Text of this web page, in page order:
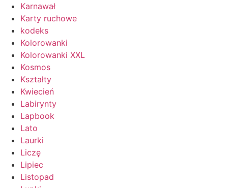
Karnawał
Karty ruchowe
kodeks
Kolorowanki
Kolorowanki XXL
Kosmos
Kształty
Kwiecień
Labirynty
Lapbook
Lato
Laurki
Liczę
Lipiec
Listopad